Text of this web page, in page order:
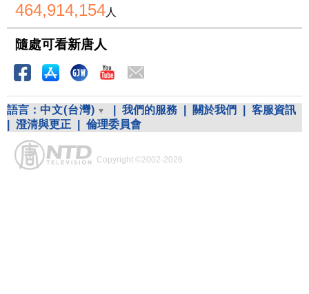
464,914,154人
隨處可看新唐人
語言： 中文(台灣) 我們的服務 關於我們
客服資訊
澄清與更正 倫理委員會
Copyright ©2002-2026